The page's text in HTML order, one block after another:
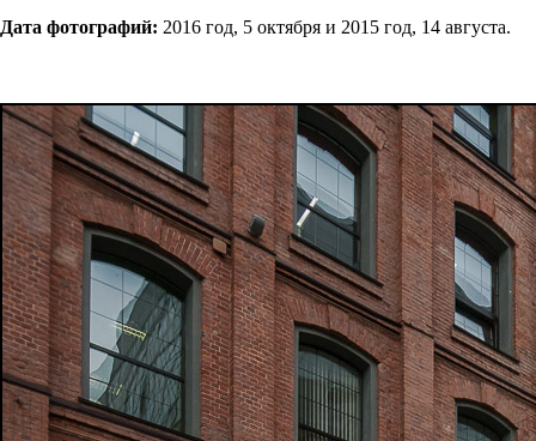
Дата фотографий: 2016 год, 5 октября и 2015 год, 14 августа.